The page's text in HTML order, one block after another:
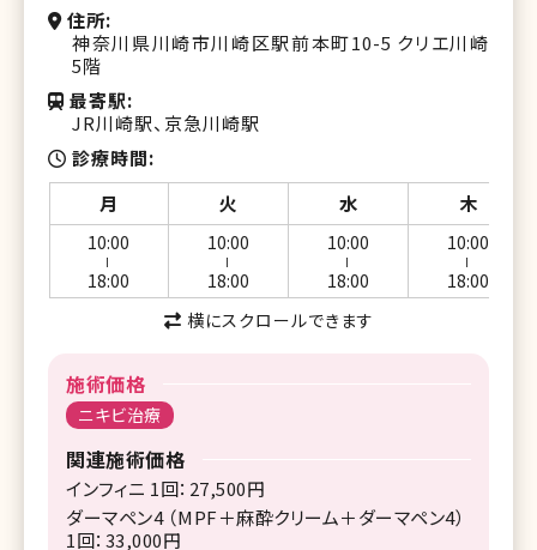
住所
神奈川県川崎市川崎区駅前本町10-5 クリエ川崎
5階
最寄駅
JR川崎駅、京急川崎駅
診療時間
月
火 水 木
10:00
18:00
10:00
18:00
10:00
18:00
10:00
18:00
横にスクロールできます
施術価格
ニキビ治療
関連施術価格
インフィニ 1回：27,500円
ダーマペン4 （MPF＋麻酔クリーム＋ダーマペン4）
1回：33,000円